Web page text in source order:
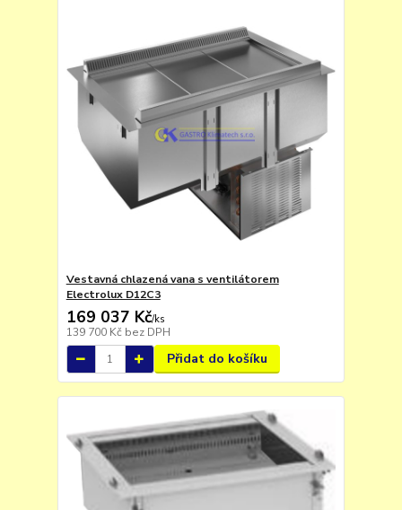
Vestavná chlazená vana s ventilátorem
Electrolux D12C3
169 037 Kč/ks
139 700 Kč bez DPH
Přidat do košíku